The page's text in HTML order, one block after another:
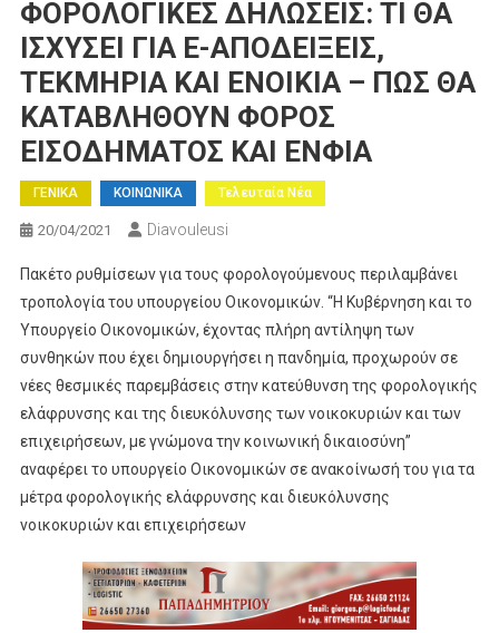
ΦΟΡΟΛΟΓΙΚΕΣ ΔΗΛΩΣΕΙΣ: ΤΙ ΘΑ
ΙΣΧΥΣΕΙ ΓΙΑ E-ΑΠΟΔΕΙΞΕΙΣ,
ΤΕΚΜΗΡΙΑ ΚΑΙ ΕΝΟΙΚΙΑ – ΠΩΣ ΘΑ
ΚΑΤΑΒΛΗΘΟΥΝ ΦΟΡΟΣ
ΕΙΣΟΔΗΜΑΤΟΣ ΚΑΙ ΕΝΦΙΑ
ΓΕΝΙΚΑ ΚΟΙΝΩΝΙΚΑ Τελευταία Νέα
20/04/2021 Diavouleusi
Πακέτο ρυθμίσεων για τους φορολογούμενους περιλαμβάνει
τροπολογία του υπουργείου Οικονομικών. “Η Κυβέρνηση και το
Υπουργείο Οικονομικών, έχοντας πλήρη αντίληψη των
συνθηκών που έχει δημιουργήσει η πανδημία, προχωρούν σε
νέες θεσμικές παρεμβάσεις στην κατεύθυνση της φορολογικής
ελάφρυνσης και της διευκόλυνσης των νοικοκυριών και των
επιχειρήσεων, με γνώμονα την κοινωνική δικαιοσύνη”
αναφέρει το υπουργείο Οικονομικών σε ανακοίνωσή του για τα
μέτρα φορολογικής ελάφρυνσης και διευκόλυνσης
νοικοκυριών και επιχειρήσεων